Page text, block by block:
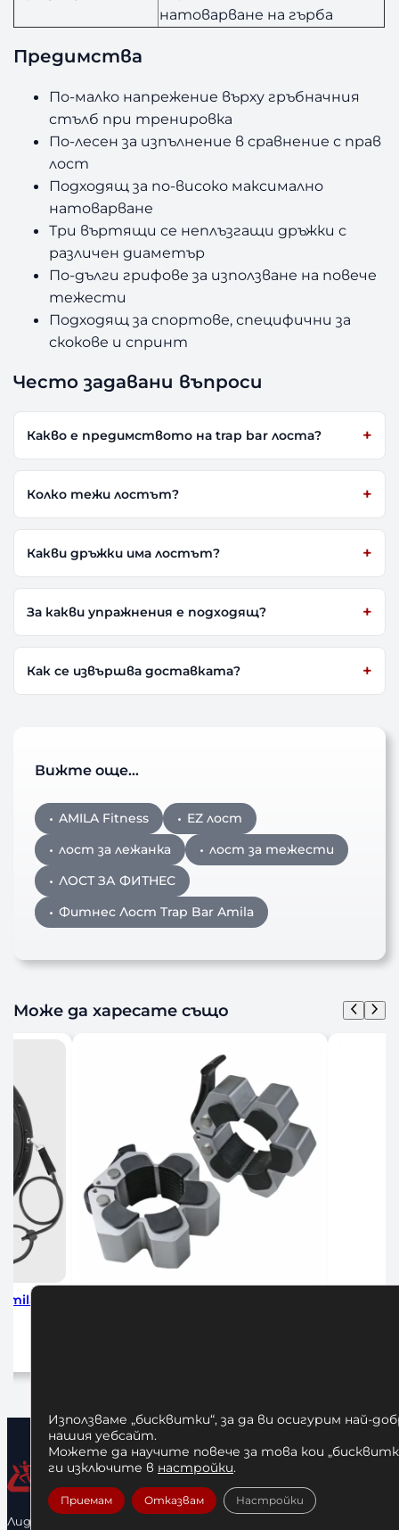
натоварване на гърба
Предимства
По-малко напрежение върху гръбначния
стълб при тренировка
По-лесен за изпълнение в сравнение с прав
лост
Подходящ за по-високо максимално
натоварване
Три въртящи се неплъзгащи дръжки с
различен диаметър
По-дълги грифове за използване на повече
тежести
Подходящ за спортове, специфични за
скокове и спринт
Често задавани въпроси
Какво е предимството на trap bar лоста?
Колко тежи лостът?
Какви дръжки има лостът?
За какви упражнения е подходящ?
Как се извършва доставката?
Вижте още…
AMILA Fitness
EZ лост
лост за лежанка
лост за тежести
ЛОСТ ЗА ФИТНЕС
Фитнес Лост Trap Bar Amila
Може да харесате също
Лидерфитнес е водещ вносител и представител на голямо
Използваме „бисквитки“, за да ви осигурим най-
нашия уебсайт.
Можете да научите повече за това кои
ги изключите в настройки.
Приемам Отказвам Настройки